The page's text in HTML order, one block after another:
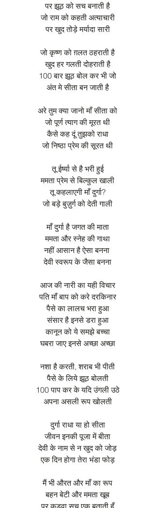
पर झूठ को सच बनाती है
जो राम को कहती अत्याचारी
पर खुद तोड़े मर्यादा सारी
जो कृष्ण को ग़लत ठहराती है
खुद हर गलती दोहराती है
100 बार झूठ बोल कर भी जो
अंत मे सीता बन जाती है
अरे तुम क्या जानो माँ सीता को
जो पूर्ण त्याग की मूरत थी
कैसे कह दूं तुझको राधा
जो निष्ठा प्रेम की सूरत थी
तू ईर्ष्या से है भरी हुई
ममता प्रेम से बिल्कुल खाली
तू कहलाएगी माँ दुर्गा?
जो बड़े बुज़ुर्ग को देती गाली
माँ दुर्गा है जगत की माता
ममता और स्नेह की गाथा
नहीं आसान है ऐसा बनना
देवी स्वरूप के जैसा बनना
आज की नारी का यही विचार
पति माँ बाप को करे दरकिनार
पैसे का लालच भरा हुआ
संसार है इनसे डरा हुआ
कानून को ये समझे बच्चा
घबरा जाए इनसे अच्छा अच्छा
नशा है करती, शराब भी पीती
पैसे के लिये झूठ बोलती
100 पाप कर के यदि उंगली उठे
अपना असली रूप खोलती
दुर्गा राधा या हो सीता
जीवन इनकी पूजा में बीता
देवी के नाम से न खुद को जोड़
एक दिन होगा तेरा भंडा फोड़
मैं भी औरत और माँ का रूप
बहन बेटी और ममता खूब